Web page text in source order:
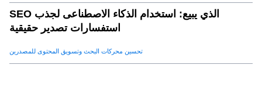
SEO الذي يبيع: استخدام الذكاء الاصطناعى لجذب
استفسارات تصدير حقيقية
تحسين محركات البحث وتسويق المحتوى للمصدرين